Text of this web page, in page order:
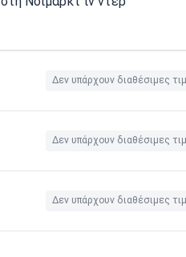
Δεν υπάρχουν διαθέσιμες
Δεν υπάρχουν διαθέσιμες
Δεν υπάρχουν διαθέσιμες